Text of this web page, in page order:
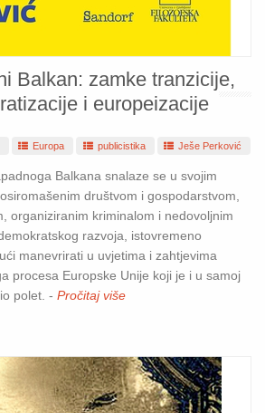
Balkan: zamke tranzicije,
i europeizacije
Europa publicistika Ješe Perković
Balkana snalaze se u svojim
društvom i gospodarstvom,
organiziranim kriminalom i nedovoljnim
razvoja, istovremeno
manevrirati u uvjetima i zahtjevima
procesa Europske Unije koji je i u samoj
polet. - Pročitaj više